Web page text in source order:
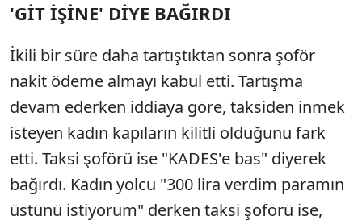
'GİT İŞİNE' DİYE BAĞIRDI
İkili bir süre daha tartıştıktan sonra şoför
nakit ödeme almayı kabul etti. Tartışma
devam ederken iddiaya göre, taksiden inmek
isteyen kadın kapıların kilitli olduğunu fark
etti. Taksi şoförü ise "KADES'e bas" diyerek
bağırdı. Kadın yolcu "300 lira verdim paramın
üstünü istiyorum" derken taksi şoförü ise,